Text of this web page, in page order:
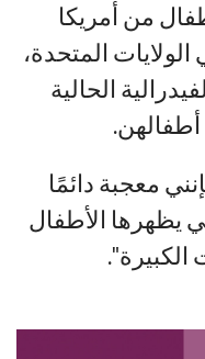
من أمريكا
المتحدة،
الحالية
معجبة دائمًا
يظهرها الأطفال
الكبيرة".